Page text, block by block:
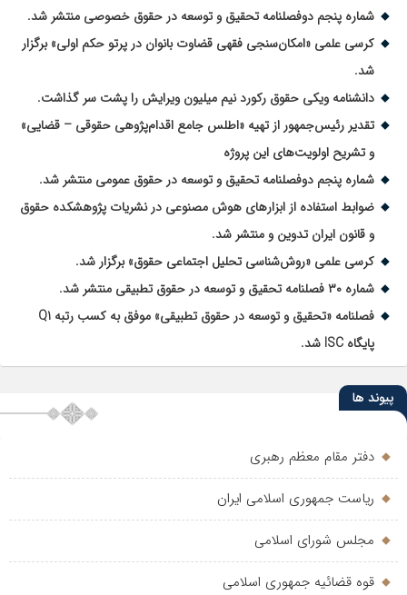
شماره پنجم دوفصلنامه تحقیق و توسعه در حقوق خصوصی منتشر شد.
کرسی علمی «امکان‌سنجی فقهی قضاوت بانوان در پرتو حکم اولی» برگزار
شد.
دانشنامه ویکی حقوق رکورد نیم میلیون ویرایش را پشت سر گذاشت.
تقدیر رئیس‌جمهور از تهیه «اطلس جامع اقدام‌پژوهی حقوقی – قضایی»
و تشریح اولویت‌های این پروژه
شماره پنجم دوفصلنامه تحقیق و توسعه در حقوق عمومی منتشر شد.
ضوابط استفاده از ابزارهای هوش مصنوعی در نشریات پژوهشکده حقوق
و قانون ایران تدوین و منتشر شد.
کرسی علمی «روش‌شناسی تحلیل اجتماعی حقوق» برگزار شد.
شماره ۳۰ فصلنامه تحقیق و توسعه در حقوق تطبیقی منتشر شد.
فصلنامه «تحقیق و توسعه در حقوق تطبیقی» موفق به کسب رتبه Q1
پایگاه ISC شد.
پیوند ها
دفتر مقام معظم رهبری
ریاست جمهوری اسلامی ایران
مجلس شورای اسلامی
قوه قضائیه جمهوری اسلامی